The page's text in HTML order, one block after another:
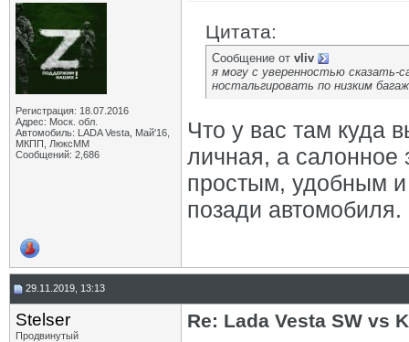
Регистрация: 18.07.2016
Адрес: Моск. обл.
Автомобиль: LADA Vesta, Май'16,
МКПП, ЛюксММ
Сообщений: 2,686
Цитата:
Сообщение от vliv
я могу с уверенностью сказать-
ностальгировать по низким
Что у вас там куда
личная, а салонное
простым, удобным
позади автомобиля.
29.11.2019, 13:13
Stelser
Продвинутый
Re: Lada Vesta SW vs